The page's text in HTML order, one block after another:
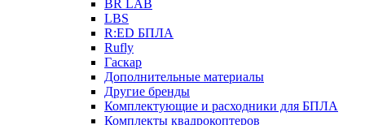
BR LAB
LBS
R:ED БПЛА
Rufly
Гаскар
Дополнительные материалы
Другие бренды
Комплектующие и расходники для БПЛА
Комплекты квадрокоптеров